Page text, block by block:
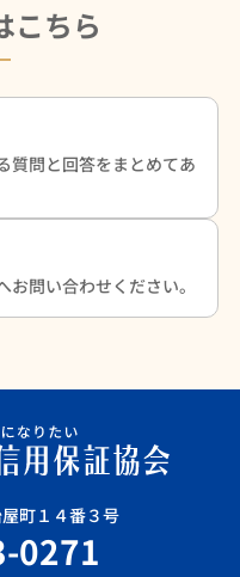
こちら
質問と回答をまとめてあ
問い合わせください。
町１４番３号
0271